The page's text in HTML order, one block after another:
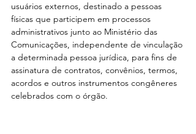
usuários externos, destinado a pessoas
físicas que participem em processos
administrativos junto ao Ministério das
Comunicações, independente de vinculação
a determinada pessoa jurídica, para fins de
assinatura de contratos, convênios, termos,
acordos e outros instrumentos congêneres
celebrados com o órgão.